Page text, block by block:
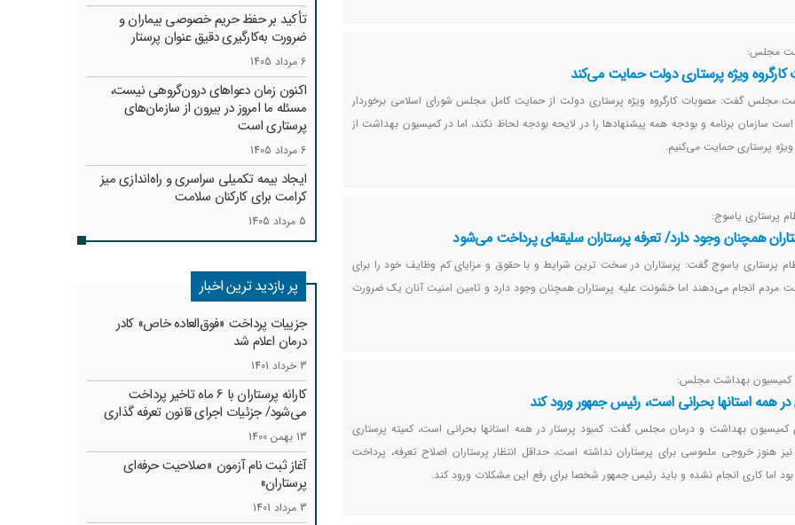
مجلس:
ویژه پرستاری دولت حمایت می‌کند
مجلس گفت: مصوبات کارگروه ویژه پرستاری دولت از حمایت کامل مجلس شورای اسلامی برخوردار
سازمان برنامه و بودجه همه پیشنهادها را در لایحه بودجه لحاظ نکند، اما در کمیسیون بهداشت از
پرستاری حمایت می‌کنیم.
پرستاری یاسوج:
همچنان وجود دارد/ تعرفه پرستاران سلیقه‌ای پرداخت می‌شود
پرستاری یاسوج گفت: پرستاران در سخت ترین شرایط و با حقوق و مزایای کم وظایف خود را برای
مردم انجام می‌دهند اما خشونت علیه پرستاران همچنان وجود دارد و تامین امنیت آنان یک ضرورت
کمیسیون بهداشت مجلس:
همه استانها بحرانی است، رئیس جمهور ورود کند
کمیسیون بهداشت و درمان مجلس گفت: کمبود پرستار در همه استانها بحرانی است، کمیته پرستاری
هنوز خروجی ملموسی برای پرستاران نداشته است، حداقل انتظار پرستاران اصلاح تعرفه، پرداخت
اما کاری انجام نشده و باید رئیس جمهور شخصا برای رفع این مشکلات ورود کند.
تأکید بر حفظ حریم خصوصی بیماران و
ضرورت به‌کارگیری دقیق عنوان پرستار
6 مرداد 1405
اکنون زمان دعواهای درون‌گروهی نیست،
مسئله ما امروز در بیرون از سازمان‌های
پرستاری است
6 مرداد 1405
ایجاد بیمه تکمیلی سراسری و راه‌اندازی میز
کرامت برای کارکنان سلامت
5 مرداد 1405
پر بازدید ترین اخبار
جزییات پرداخت «فوق‌العاده خاص» کادر
درمان اعلام شد
3 خرداد 1401
کارانه‌ پرستاران با 6 ماه تاخیر پرداخت
می‌شود/ جزئیات اجرای قانون تعرفه گذاری
13 بهمن 1400
آغاز ثبت نام آزمون «صلاحیت حرفه‌ای
پرستاران»
3 مرداد 1401